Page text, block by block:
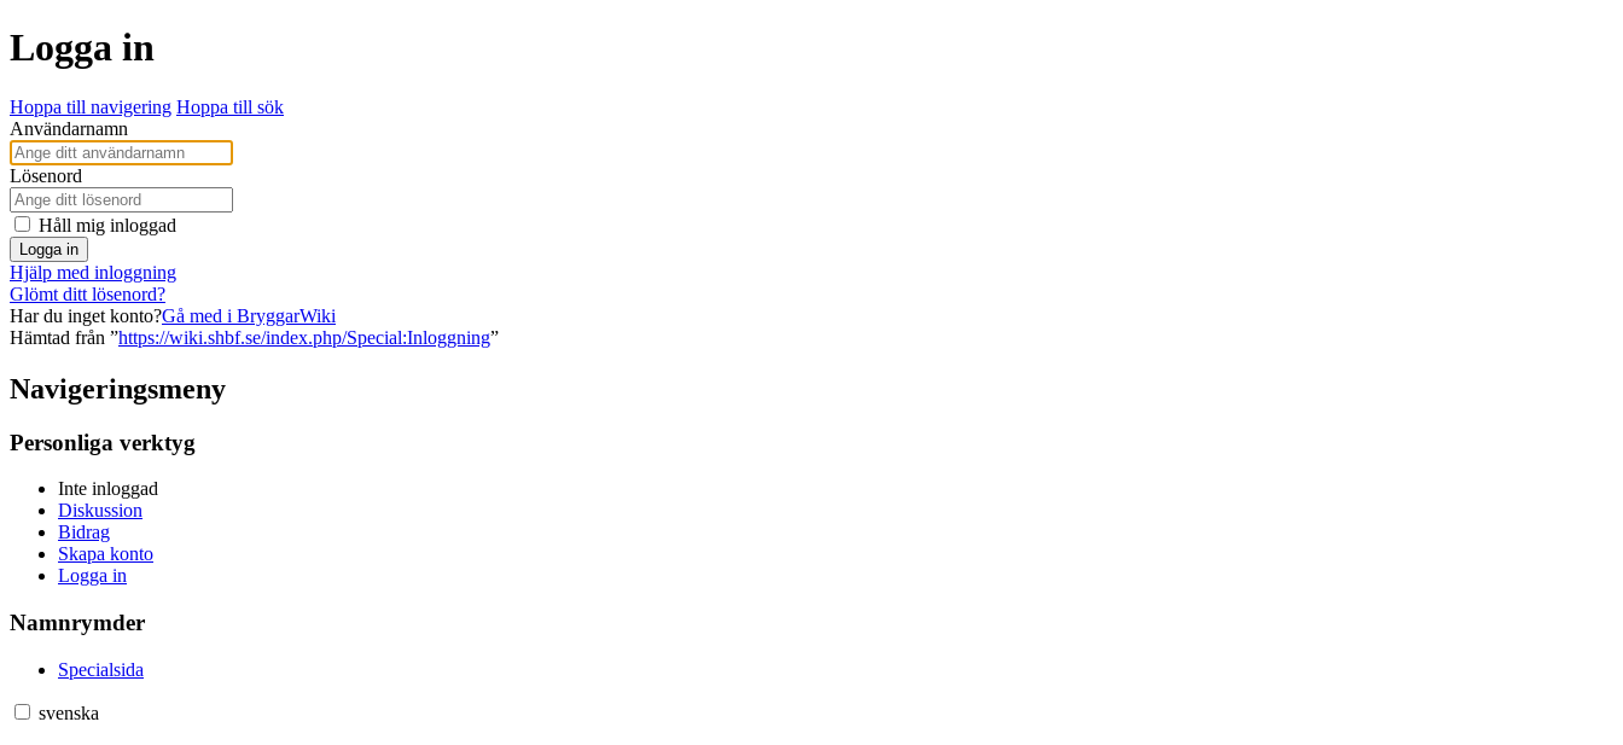
Logga in
Hoppa till navigering Hoppa till sök
Användarnamn
Lösenord
Håll mig inloggad
Logga in
Hjälp med inloggning
Glömt ditt lösenord?
Har du inget konto?Gå med i BryggarWiki
Hämtad från ”https://wiki.shbf.se/index.php/Special:Inloggning”
Navigeringsmeny
Personliga verktyg
Inte inloggad
Diskussion
Bidrag
Skapa konto
Logga in
Namnrymder
Specialsida
svenska